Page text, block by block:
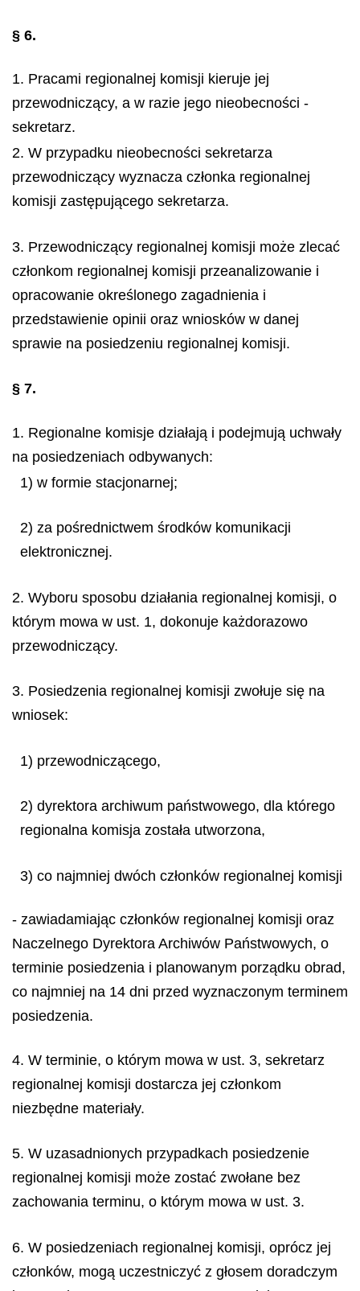
§ 6.
1. Pracami regionalnej komisji kieruje jej
przewodniczący, a w razie jego nieobecności -
sekretarz.
2. W przypadku nieobecności sekretarza
przewodniczący wyznacza członka regionalnej
komisji zastępującego sekretarza.
3. Przewodniczący regionalnej komisji może zlecać
członkom regionalnej komisji przeanalizowanie i
opracowanie określonego zagadnienia i
przedstawienie opinii oraz wniosków w danej
sprawie na posiedzeniu regionalnej komisji.
§ 7.
1. Regionalne komisje działają i podejmują uchwały
na posiedzeniach odbywanych:
1) w formie stacjonarnej;
2) za pośrednictwem środków komunikacji
elektronicznej.
2. Wyboru sposobu działania regionalnej komisji, o
którym mowa w ust. 1, dokonuje każdorazowo
przewodniczący.
3. Posiedzenia regionalnej komisji zwołuje się na
wniosek:
1) przewodniczącego,
2) dyrektora archiwum państwowego, dla którego
regionalna komisja została utworzona,
3) co najmniej dwóch członków regionalnej komisji
- zawiadamiając członków regionalnej komisji oraz
Naczelnego Dyrektora Archiwów Państwowych, o
terminie posiedzenia i planowanym porządku obrad,
co najmniej na 14 dni przed wyznaczonym terminem
posiedzenia.
4. W terminie, o którym mowa w ust. 3, sekretarz
regionalnej komisji dostarcza jej członkom
niezbędne materiały.
5. W uzasadnionych przypadkach posiedzenie
regionalnej komisji może zostać zwołane bez
zachowania terminu, o którym mowa w ust. 3.
6. W posiedzeniach regionalnej komisji, oprócz jej
członków, mogą uczestniczyć z głosem doradczym